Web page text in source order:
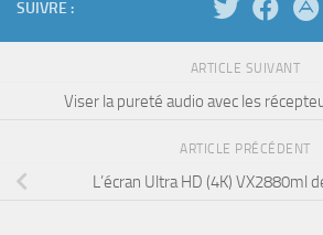
SUIVRE :
ARTICLE SUIVANT
Viser la pureté audio avec les
ARTICLE PRÉCÉDENT
L’écran Ultra HD (4K) VX2880ml